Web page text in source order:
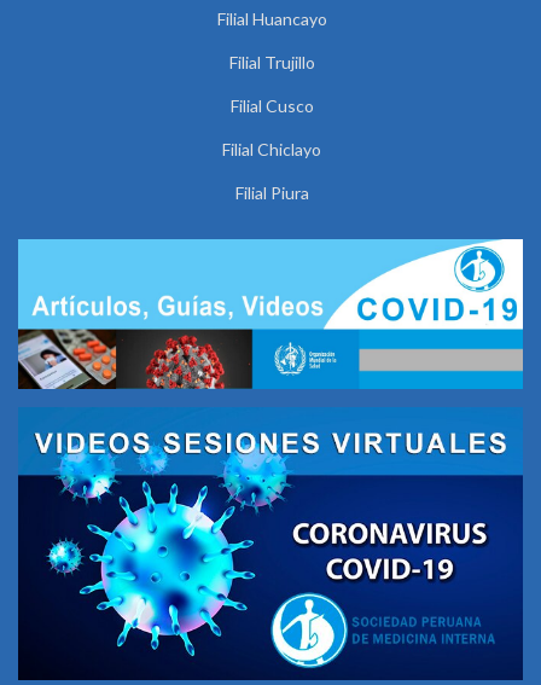
Filial Huancayo
Filial Trujillo
Filial Cusco
Filial Chiclayo
Filial Piura